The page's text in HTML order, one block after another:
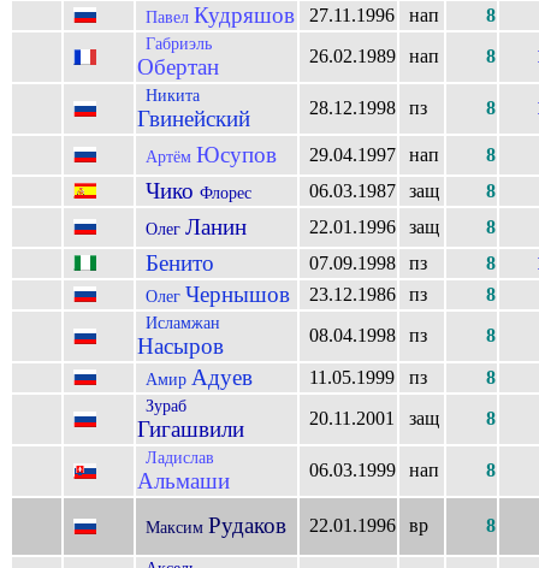
Павел Кудряшов 27.11.1996 нап 8
Габриэль
Обертан 26.02.1989 нап 8
Никита
Гвинейский 28.12.1998 пз 8
Артём Юсупов 29.04.1997 нап 8
Чико Флорес 06.03.1987 защ 8
Олег Ланин 22.01.1996 защ 8
Бенито 07.09.1998 пз 8
Олег Чернышов 23.12.1986 пз 8
Исламжан
Насыров 08.04.1998 пз 8
Амир Адуев 11.05.1999 пз 8
Зураб
Гигашвили 20.11.2001 защ 8
Ладислав
Альмаши 06.03.1999 нап 8
Максим Рудаков 22.01.1996 вр 8